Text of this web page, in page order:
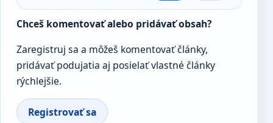
Chceš komentovať alebo pridávať obsah?
Zaregistruj sa a môžeš komentovať články,
pridávať podujatia aj posielať vlastné články
rýchlejšie.
Registrovať sa